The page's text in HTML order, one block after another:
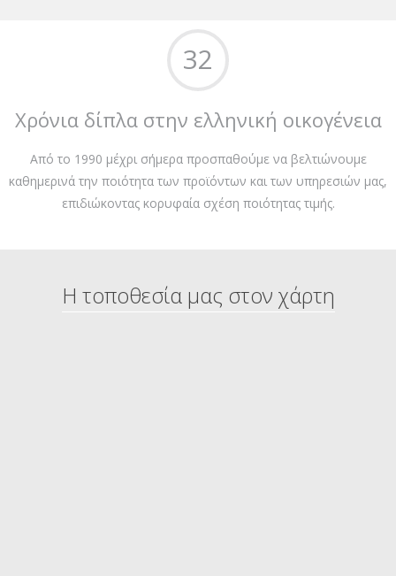
32
Χρόνια δίπλα στην ελληνική οικογένεια
Από το 1990 μέχρι σήμερα προσπαθούμε να βελτιώνουμε
καθημερινά την ποιότητα των προϊόντων και των υπηρεσιών μας,
επιδιώκοντας κορυφαία σχέση ποιότητας τιμής.
Η τοποθεσία μας στον χάρτη